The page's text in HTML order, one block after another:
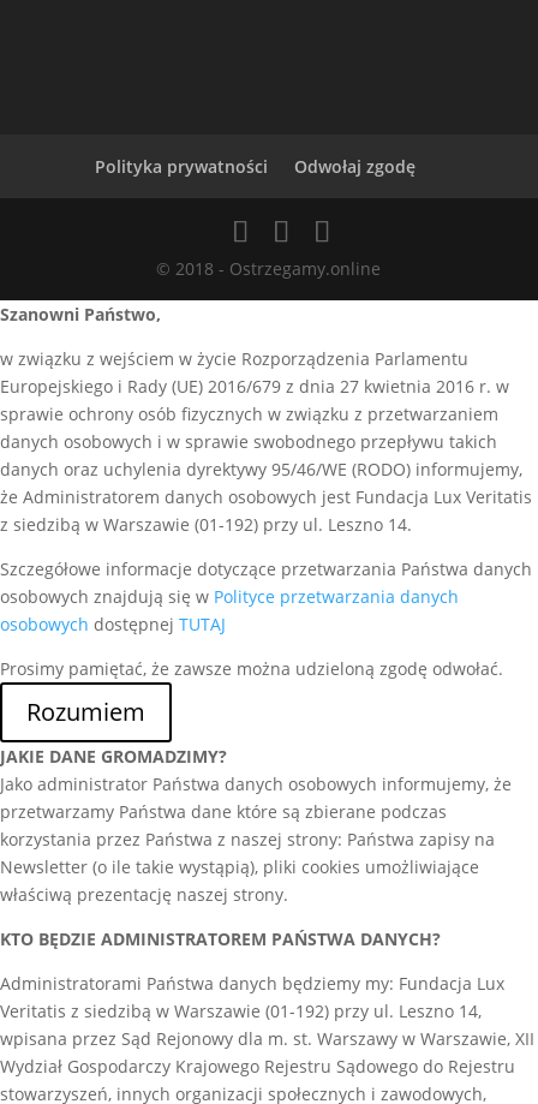
Polityka prywatności Odwołaj zgodę
© 2018 - Ostrzegamy.online
Szanowni Państwo,
w związku z wejściem w życie Rozporządzenia Parlamentu
Europejskiego i Rady (UE) 2016/679 z dnia 27 kwietnia 2016 r. w
sprawie ochrony osób fizycznych w związku z przetwarzaniem
danych osobowych i w sprawie swobodnego przepływu takich
danych oraz uchylenia dyrektywy 95/46/WE (RODO) informujemy,
że Administratorem danych osobowych jest Fundacja Lux Veritatis
z siedzibą w Warszawie (01-192) przy ul. Leszno 14.
Szczegółowe informacje dotyczące przetwarzania Państwa danych
osobowych znajdują się w Polityce przetwarzania danych
osobowych dostępnej TUTAJ
Prosimy pamiętać, że zawsze można udzieloną zgodę odwołać.
Rozumiem
JAKIE DANE GROMADZIMY?
Jako administrator Państwa danych osobowych informujemy, że
przetwarzamy Państwa dane które są zbierane podczas
korzystania przez Państwa z naszej strony: Państwa zapisy na
Newsletter (o ile takie wystąpią), pliki cookies umożliwiające
właściwą prezentację naszej strony.
KTO BĘDZIE ADMINISTRATOREM PAŃSTWA DANYCH?
Administratorami Państwa danych będziemy my: Fundacja Lux
Veritatis z siedzibą w Warszawie (01-192) przy ul. Leszno 14,
wpisana przez Sąd Rejonowy dla m. st. Warszawy w Warszawie, XII
Wydział Gospodarczy Krajowego Rejestru Sądowego do Rejestru
stowarzyszeń, innych organizacji społecznych i zawodowych,